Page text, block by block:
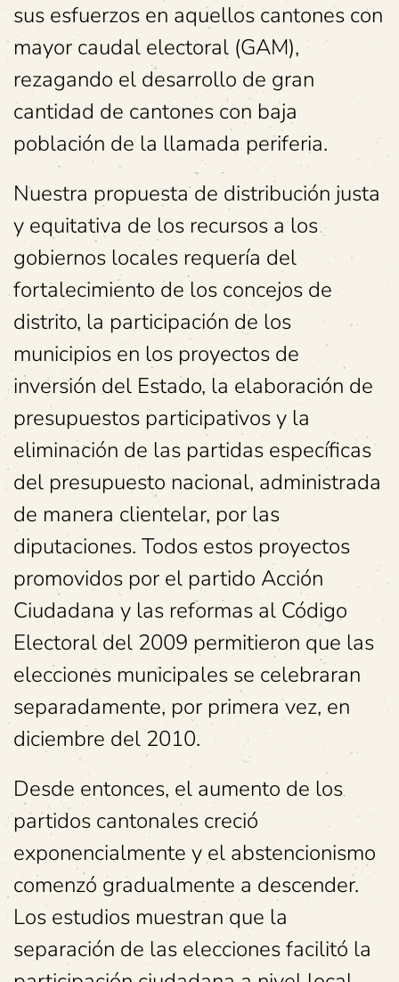
sus esfuerzos en aquellos cantones con
mayor caudal electoral (GAM),
rezagando el desarrollo de gran
cantidad de cantones con baja
población de la llamada periferia.
Nuestra propuesta de distribución justa
y equitativa de los recursos a los
gobiernos locales requería del
fortalecimiento de los concejos de
distrito, la participación de los
municipios en los proyectos de
inversión del Estado, la elaboración de
presupuestos participativos y la
eliminación de las partidas específicas
del presupuesto nacional, administrada
de manera clientelar, por las
diputaciones. Todos estos proyectos
promovidos por el partido Acción
Ciudadana y las reformas al Código
Electoral del 2009 permitieron que las
elecciones municipales se celebraran
separadamente, por primera vez, en
diciembre del 2010.
Desde entonces, el aumento de los
partidos cantonales creció
exponencialmente y el abstencionismo
comenzó gradualmente a descender.
Los estudios muestran que la
separación de las elecciones facilitó la